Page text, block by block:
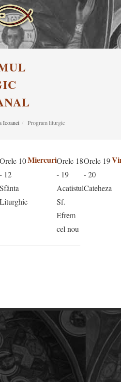
Icoanei Program liturgic
Orele 10
- 12
Sfânta
Liturghie
MiercuriOrele 18
- 19
Acatistul
Sf.
Efrem
cel nou
Orele 19
- 20
Cateheza